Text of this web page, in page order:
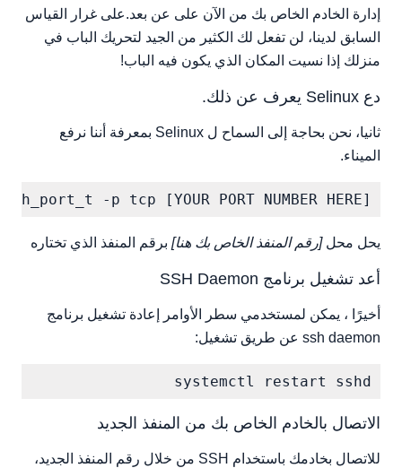
إدارة الخادم الخاص بك من الآن على عن بعد.على غرار القياس
السابق لدينا، لن تفعل لك الكثير من الجيد لتحريك الباب في
منزلك إذا نسيت المكان الذي يكون فيه الباب!
دع Selinux يعرف عن ذلك.
ثانيا، نحن بحاجة إلى السماح ل Selinux بمعرفة أننا نرفع
الميناء.
-p tcp [YOUR PORT NUMBER HERE]
يحل محل[رقم المنفذ الخاص بك هنا] برقم المنفذ الذي تختاره
أعد تشغيل برنامج SSH Daemon
أخيرًا ، يمكن لمستخدمي سطر الأوامر إعادة تشغيل برنامج
ssh daemon عن طريق تشغيل:
systemctl restart sshd
الاتصال بالخادم الخاص بك من المنفذ الجديد
للاتصال بخادمك باستخدام SSH من خلال رقم المنفذ الجديد،